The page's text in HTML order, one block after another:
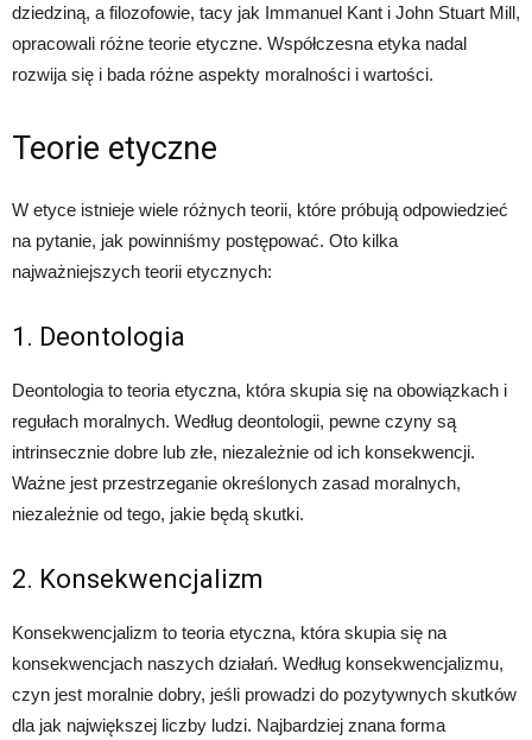
dziedziną, a filozofowie, tacy jak Immanuel Kant i John Stuart Mill,
opracowali różne teorie etyczne. Współczesna etyka nadal
rozwija się i bada różne aspekty moralności i wartości.
Teorie etyczne
W etyce istnieje wiele różnych teorii, które próbują odpowiedzieć
na pytanie, jak powinniśmy postępować. Oto kilka
najważniejszych teorii etycznych:
1. Deontologia
Deontologia to teoria etyczna, która skupia się na obowiązkach i
regułach moralnych. Według deontologii, pewne czyny są
intrinsecznie dobre lub złe, niezależnie od ich konsekwencji.
Ważne jest przestrzeganie określonych zasad moralnych,
niezależnie od tego, jakie będą skutki.
2. Konsekwencjalizm
Konsekwencjalizm to teoria etyczna, która skupia się na
konsekwencjach naszych działań. Według konsekwencjalizmu,
czyn jest moralnie dobry, jeśli prowadzi do pozytywnych skutków
dla jak największej liczby ludzi. Najbardziej znana forma